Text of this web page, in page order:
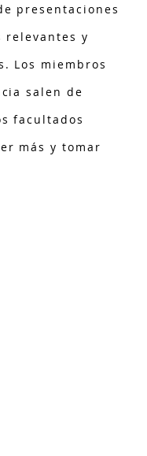
presentaciones
relevantes y
Los miembros
salen de
facultados
más y tomar